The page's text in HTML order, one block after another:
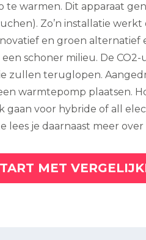
te warmen. Dit apparaat
Zo’n installatie
en groen alternatief
een schoner milieu. De
zullen teruglopen.
warmtepomp plaatsen.
gaan voor hybride of all
lees je daarnaast meer
MET